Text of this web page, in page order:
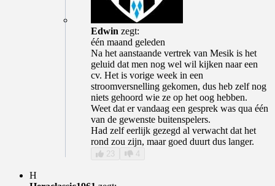
Edwin zegt:
één maand geleden
Na het aanstaande vertrek van Mesik is het
geluid dat men nog wel wil kijken naar een
cv. Het is vorige week in een
stroomversnelling gekomen, dus heb zelf nog
niets gehoord wie ze op het oog hebben.
Weet dat er vandaag een gesprek was qua één
van de gewenste buitenspelers.
Had zelf eerlijk gezegd al verwacht dat het
rond zou zijn, maar goed duurt dus langer.
23 4
H